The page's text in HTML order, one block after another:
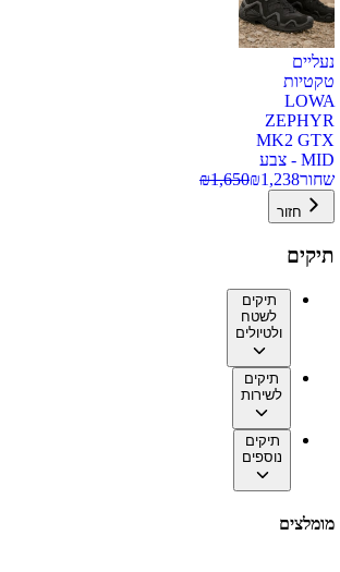
נעליים
טקטיות
LOWA
ZEPHYR
MK2 GTX
MID - צבע
שחור
₪1,238
₪1,650
חזור
תיקים
תיקים
לשטח
ולטיולים
תיקים
לשירות
תיקים
נוספים
מומלצים